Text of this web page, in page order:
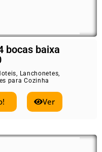
bocas baixa
, Lanchonetes,
para Cozinha
Ver